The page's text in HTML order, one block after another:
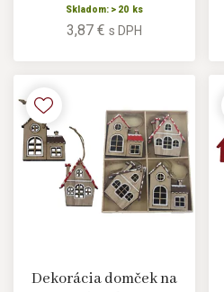
Skladom: > 20 ks
3,87 € s DPH
Dekorácia domček na